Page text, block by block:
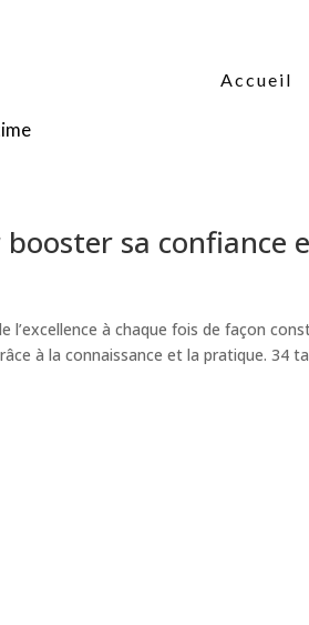
Accueil
sa confiance
l’excellence à chaque fois de façon
à la connaissance et la pratique. 34